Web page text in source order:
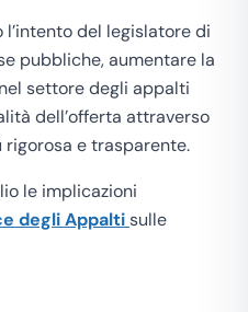
del legislatore di
pubbliche, aumentare la
settore degli appalti
dell’offerta attraverso
rigorosa e trasparente.
le implicazioni
degli Appaltisulle